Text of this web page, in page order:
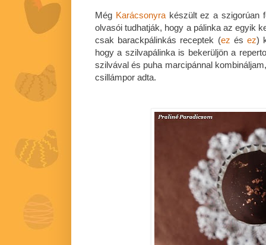
Még Karácsonyrakészült ez a szigorúan
olvasói tudhatják, hogy a pálinka az egyik
csak barackpálinkás receptek (ez ésez)
hogy a szilvapálinka is bekerüljön a
szilvával és puha marcipánnal
csillámpor adta.